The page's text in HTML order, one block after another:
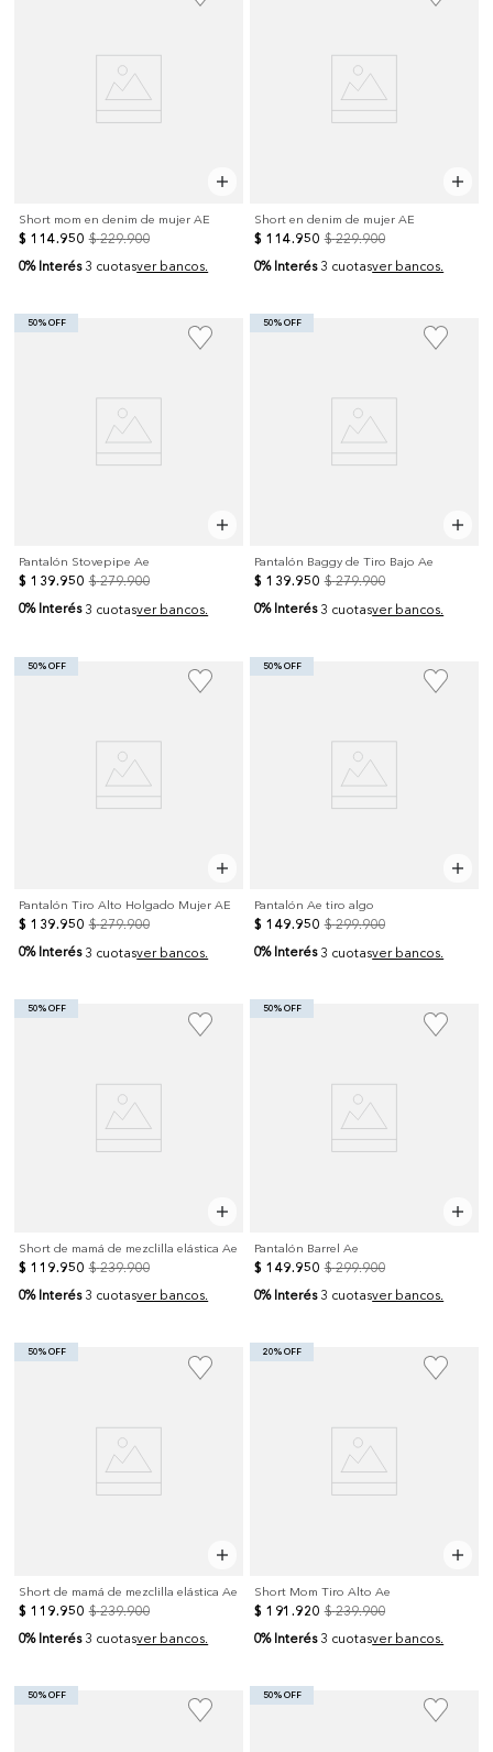
Short mom en denim de mujer AE
$ 114.950 $ 229.900
0% Interés 3 cuotasver bancos.
Short en denim de mujer AE
$ 114.950 $ 229.900
0% Interés 3 cuotasver bancos.
50% OFF
Pantalón Stovepipe Ae
$ 139.950 $ 279.900
0% Interés 3 cuotasver bancos.
50% OFF
Pantalón Baggy de Tiro Bajo Ae
$ 139.950 $ 279.900
0% Interés 3 cuotasver bancos.
50% OFF
Pantalón Tiro Alto Holgado Mujer AE
$ 139.950 $ 279.900
0% Interés 3 cuotasver bancos.
50% OFF
Pantalón Ae tiro algo
$ 149.950 $ 299.900
0% Interés 3 cuotasver bancos.
50% OFF
Short de mamá de mezclilla elástica Ae
$ 119.950 $ 239.900
0% Interés 3 cuotasver bancos.
50% OFF
Pantalón Barrel Ae
$ 149.950 $ 299.900
0% Interés 3 cuotasver bancos.
50% OFF
Short de mamá de mezclilla elástica Ae
$ 119.950 $ 239.900
0% Interés 3 cuotasver bancos.
20% OFF
Short Mom Tiro Alto Ae
$ 191 .920 $ 239.900
0% Interés 3 cuotasver bancos.
50% OFF 50% OFF